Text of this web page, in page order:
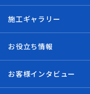
施工ギャラリー
お役立ち情報
お客様インタビュー